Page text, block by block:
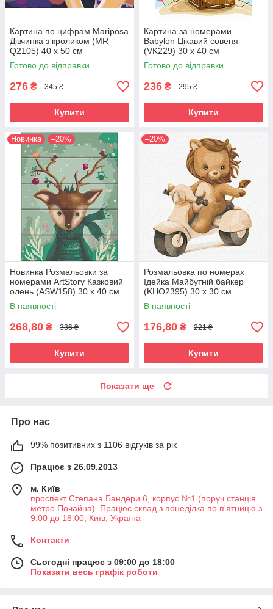
Картина по цифрам Mariposa
Дівчинка з кроликом (MR-
Q2105) 40 х 50 см
Готово до відправки
276 ₴ 345 ₴
Купити
Картина за номерами
Babylon Цікавий совеня
(VK229) 30 х 40 см
Готово до відправки
236 ₴ 295 ₴
Купити
Новинка –20%
Новинка Розмальовки за
номерами ArtStory Казковий
олень (ASW158) 30 х 40 см
В наявності
268,80 ₴ 336 ₴
Купити
–20%
Розмальовка по номерах
Ідейка Майбутній байкер
(KHO2395) 30 х 30 см
В наявності
176,80 ₴ 221 ₴
Купити
Показати ще
Про нас
99% позитивних з 1106 відгуків за рік
Працює з 26.09.2013
м. Київ
проспект Степана Бандери 6, корпус №1 (поруч станція
метро Почайна). Працює склад з понеділка по п'ятницю з
9:00 до 18:00, Київ, Україна
Контакти
Сьогодні працює з 09:00 до 18:00
Показати весь графік роботи